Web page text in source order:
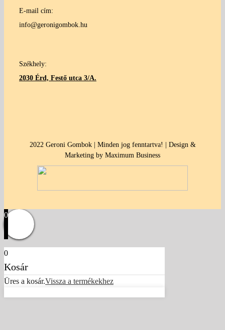
E-mail cím:
info@geronigombok.hu
Székhely:
2030 Érd, Festő utca 3/A.
2022 Geroni Gombok | Minden jog fenntartva! | Design &
Marketing by Maximum Business
0
0
Kosár
Üres a kosár.Vissza a termékekhez